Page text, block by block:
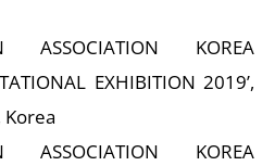
ASSOCIATION KOREA
EXHIBITION 2019’,
ASSOCIATION KOREA